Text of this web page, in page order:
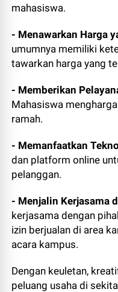
mahasiswa.
- Menawarkan Harga
umumnya memiliki
tawarkan harga yang
- Memberikan
Mahasiswa
ramah.
- Memanfaatkan
dan platform online
pelanggan.
- Menjalin Kerjasama
kerjasama dengan
izin berjualan di area
acara kampus.
Dengan keuletan,
peluang usaha di